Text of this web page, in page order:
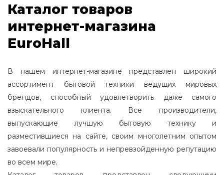
Каталог товаров
интернет-магазина
EuroHall
В нашем интернет-магазине представлен широкий
ассортимент бытовой техники ведущих мировых
брендов, способный удовлетворить даже самого
взыскательного клиента. Все производители,
выпускающие лучшую бытовую технику и
разместившиеся на сайте, своим многолетним опытом
завоевали популярность и непревзойденную репутацию
во всем мире.